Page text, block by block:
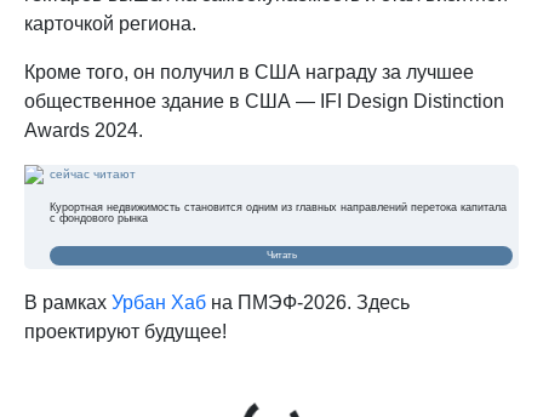
карточкой региона.
Кроме того, он получил в США награду за лучшее
общественное здание в США — IFI Design Distinction
Awards 2024.
сейчас читают
Курортная недвижимость становится одним из главных направлений перетока капитала
с фондового рынка
Читать
В рамках Урбан Хаб на ПМЭФ-2026. Здесь
проектируют будущее!